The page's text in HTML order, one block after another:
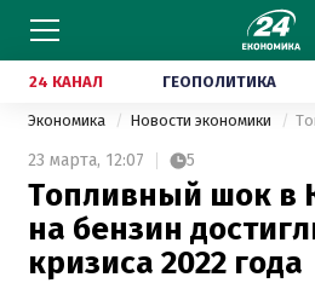
24 КАНАЛ ГЕОПОЛИТИКА
Экономика Новости экономики
23 марта, 12:07 5
Топливный шок в
на бензин
кризиса 2022 года